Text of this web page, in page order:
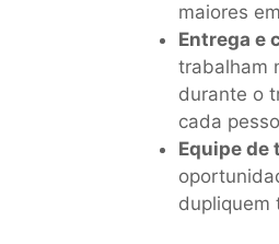
maiores
Entrega e
trabalham
durante o
cada
Equipe de
dupliquem